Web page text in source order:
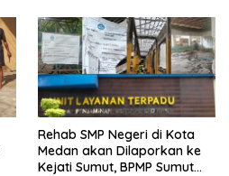
Rehab SMP Negeri di Kota
Medan akan Dilaporkan ke
Kejati Sumut, BPMP Sumut